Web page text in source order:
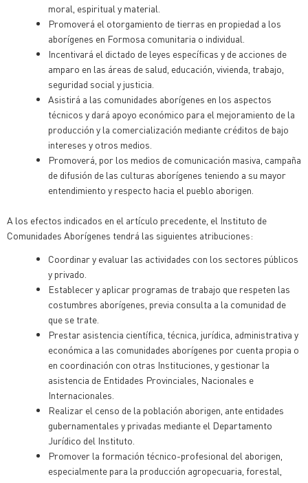
moral, espiritual y material.
Promoverá el otorgamiento de tierras en propiedad a los
aborígenes en Formosa comunitaria o individual.
Incentivará el dictado de leyes específicas y de acciones de
amparo en las áreas de salud, educación, vivienda, trabajo,
seguridad social y justicia.
Asistirá a las comunidades aborígenes en los aspectos
técnicos y dará apoyo económico para el mejoramiento de la
producción y la comercialización mediante créditos de bajo
intereses y otros medios.
Promoverá, por los medios de comunicación masiva, campaña
de difusión de las culturas aborígenes teniendo a su mayor
entendimiento y respecto hacia el pueblo aborigen.
A los efectos indicados en el artículo precedente, el Instituto de
Comunidades Aborígenes tendrá las siguientes atribuciones:
Coordinar y evaluar las actividades con los sectores públicos
y privado.
Establecer y aplicar programas de trabajo que respeten las
costumbres aborígenes, previa consulta a la comunidad de
que se trate.
Prestar asistencia científica, técnica, jurídica, administrativa y
económica a las comunidades aborígenes por cuenta propia o
en coordinación con otras Instituciones, y gestionar la
asistencia de Entidades Provinciales, Nacionales e
Internacionales.
Realizar el censo de la población aborigen, ante entidades
gubernamentales y privadas mediante el Departamento
Jurídico del Instituto.
Promover la formación técnico-profesional del aborigen,
especialmente para la producción agropecuaria, forestal,